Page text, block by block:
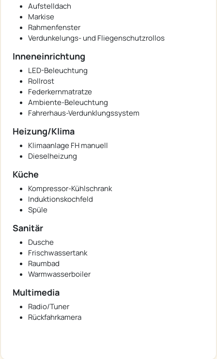
Aufstelldach
Markise
Rahmenfenster
Verdunkelungs- und Fliegenschutzrollos
Inneneinrichtung
LED-Beleuchtung
Rollrost
Federkernmatratze
Ambiente-Beleuchtung
Fahrerhaus-Verdunklungssystem
Heizung/Klima
Klimaanlage FH manuell
Dieselheizung
Küche
Kompressor-Kühlschrank
Induktionskochfeld
Spüle
Sanitär
Dusche
Frischwassertank
Raumbad
Warmwasserboiler
Multimedia
Radio/Tuner
Rückfahrkamera